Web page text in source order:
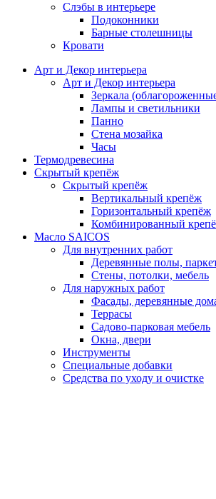
Слэбы в интерьере
Подоконники
Барные столешницы
Кровати
Арт и Декор интерьера
Арт и Декор интерьера
Зеркала
Лампы и светильники
Панно
Стена мозайка
Часы
Термодревесина
Скрытый крепёж
Скрытый крепёж
Вертикальный крепёж
Горизонтальный крепёж
Комбинированный
Масло SAICOS
Для внутренних работ
Деревянные полы,
Стены, потолки, мебель
Для наружных работ
Фасады, деревянные
Террасы
Садово-парковая мебель
Окна, двери
Инструменты
Специальные добавки
Средства по уходу и очистке